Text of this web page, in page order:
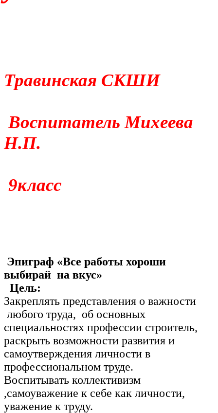
Травинская СКШИ
Воспитатель Михеева
Н.П.
9класс
Эпиграф «Все работы хороши
выбирай на вкус»
Цель:
Закреплять представления о важности
любого труда, об основных
специальностях профессии строитель,
раскрыть возможности развития и
самоутверждения личности в
профессиональном труде.
Воспитывать коллективизм
,самоуважение к себе как личности,
уважение к труду.